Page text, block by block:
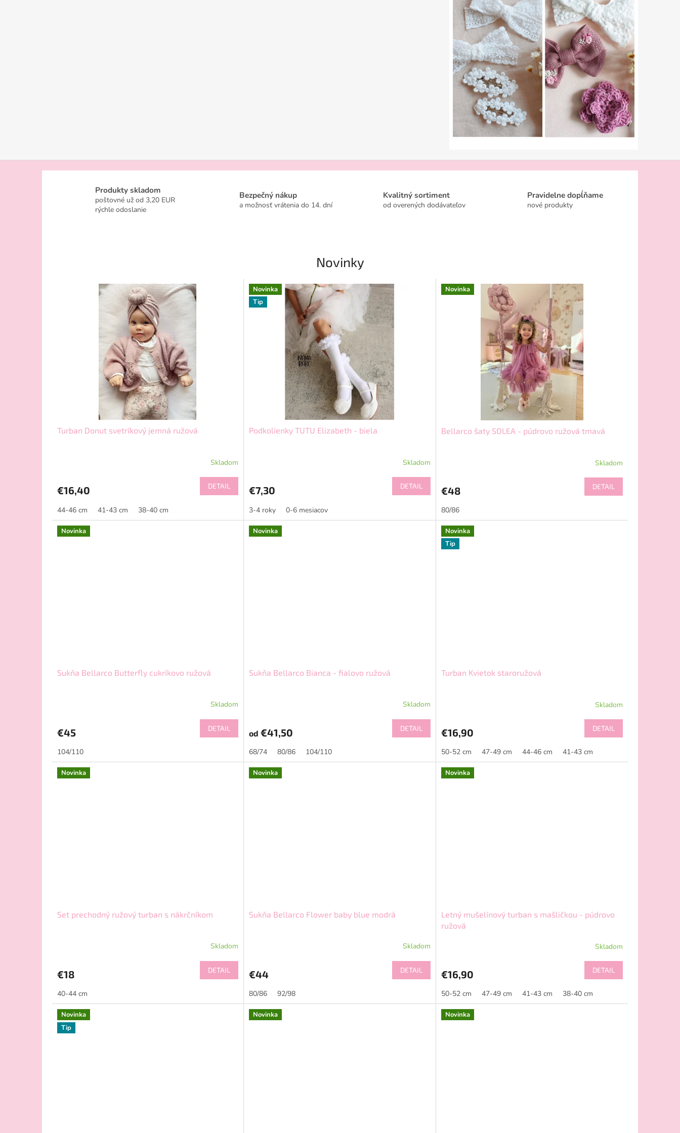
Produkty skladom
poštovné už od 3,20 EUR
rýchle odoslanie
Bezpečný nákup
a možnosť vrátenia do 14. dní
Kvalitný sortiment
od overených dodávateľov
Pravidelne dopĺňame
nové produkty
Novinky
Turban Donut svetríkový jemná ružová
Skladom
€16,40 DETAIL
44-46 cm 41-43 cm 38-40 cm
Novinka
Tip
Podkolienky TUTU Elizabeth - biela
Skladom
€7,30 DETAIL
3-4 roky 0-6 mesiacov
Novinka
Bellarco šaty SOLEA - púdrovo ružová tmavá
Skladom
€48 DETAIL
80/86
Novinka
Sukňa Bellarco Butterfly cukríkovo ružová
Skladom
€45 DETAIL
104/110
Novinka
Sukňa Bellarco Bianca - fialovo ružová
Skladom
od €41,50 DETAIL
68/74 80/86 104/110
Novinka
Tip
Turban Kvietok staroružová
Skladom
€16,90 DETAIL
50-52 cm 47-49 cm 44-46 cm 41-43 cm
Novinka
Set prechodný ružový turban s nákrčníkom
Skladom
€18 DETAIL
40-44 cm
Novinka
Sukňa Bellarco Flower baby blue modrá
Skladom
€44 DETAIL
80/86 92/98
Novinka
Letný mušelínový turban s mašličkou - púdrovo
ružová
Skladom
€16,90 DETAIL
50-52 cm 47-49 cm 41-43 cm 38-40 cm
Novinka
Tip
Novinka Novinka